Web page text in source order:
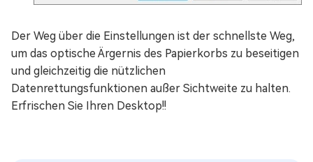
Der Weg über die Einstellungen ist der schnellste Weg,
um das optische Ärgernis des Papierkorbs zu beseitigen
und gleichzeitig die nützlichen
Datenrettungsfunktionen außer Sichtweite zu halten.
Erfrischen Sie Ihren Desktop!!